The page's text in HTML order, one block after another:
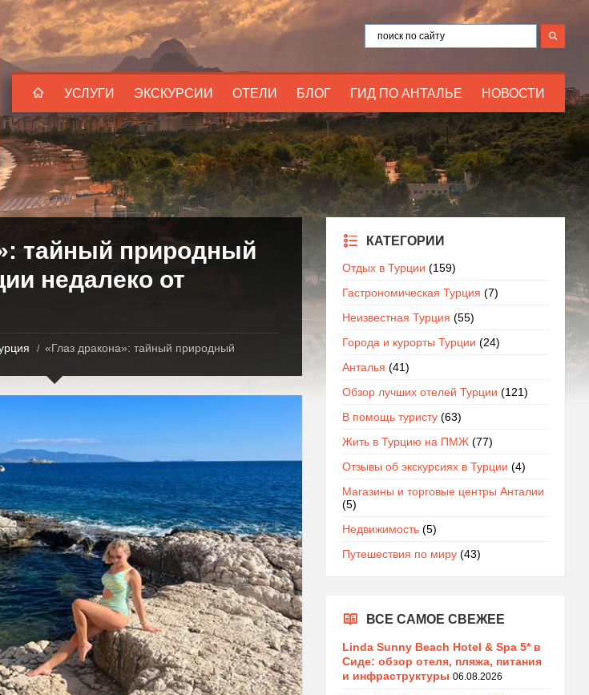
УСЛУГИ ЭКСКУРСИИ ОТЕЛИ БЛОГ ГИД ПО АНТАЛЬЕ НОВОСТИ
тайный природный
недалеко от
«Глаз дракона»: тайный природный
КАТЕГОРИИ
Отдых в Турции (159)
Гастрономическая Турция (7)
Неизвестная Турция (55)
Города и курорты Турции (24)
Анталья (41)
Обзор лучших отелей Турции (121)
В помощь туристу(63)
Жить в Турцию на ПМЖ(77)
Отзывы об экскурсиях в Турции (4)
Магазины и торговые центры Анталии
(5)
Недвижимость(5)
Путешествия по миру(43)
ВСЕ САМОЕ СВЕЖЕЕ
Linda Sunny Beach Hotel & Spa 5* в
Сиде: обзор отеля, пляжа, питания
и инфраструктуры 06.08.2026